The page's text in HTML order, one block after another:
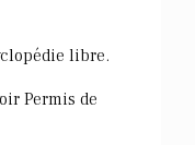
libre.
Permis de